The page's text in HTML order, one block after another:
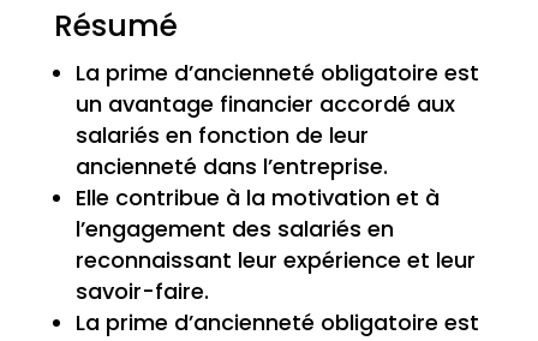
Résumé
La prime d’ancienneté obligatoire est
un avantage financier accordé aux
salariés en fonction de leur
ancienneté dans l’entreprise.
Elle contribue à la motivation et à
l’engagement des salariés en
reconnaissant leur expérience et leur
savoir-faire.
La prime d’ancienneté obligatoire est